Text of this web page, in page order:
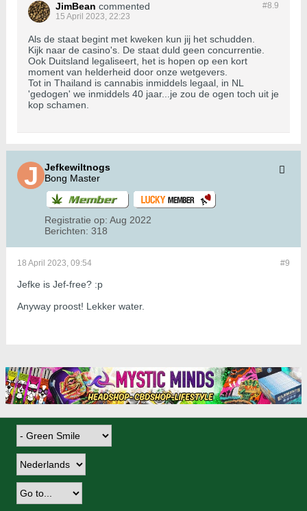
#8.9
JimBean commented
15 April 2023, 22:23
Als de staat begint met kweken kun jij het schudden.
Kijk naar de casino's. De staat duld geen concurrentie.
Ook Duitsland legaliseert, het is hopen op een kort
moment van helderheid door onze wetgevers.
Tot in Thailand is cannabis inmiddels legaal, in NL
'gedogen' we inmiddels 40 jaar...je zou de ogen toch uit je
kop schamen.
Jefkewiltnogs
Bong Master
Registratie op: Aug 2022
Berichten: 318
#9
18 April 2023, 09:54
Jefke is Jef-free? :p
Anyway proost! Lekker water.